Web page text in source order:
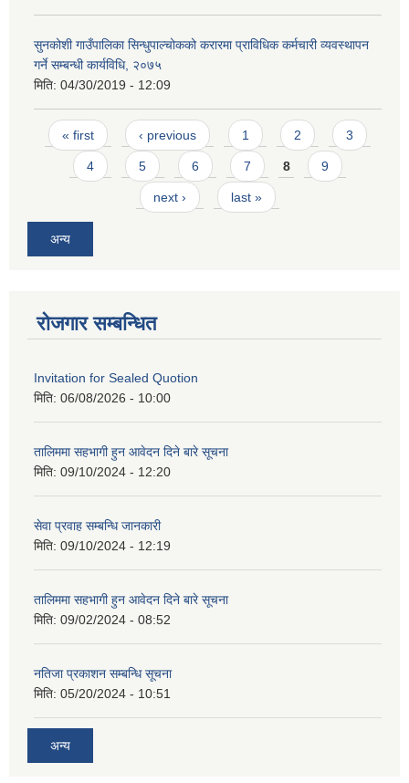
सुनकोशी गाउँपालिका सिन्धुपाल्चोकको करारमा प्राविधिक कर्मचारी व्यवस्थापन
गर्ने सम्बन्धी कार्यविधि, २०७५
मिति: 04/30/2019 - 12:09
Pages
« first ‹ previous 1 2 3
4 5 6 7 8 9
next › last »
अन्य
रोजगार सम्बन्धित
Invitation for Sealed Quotion
मिति: 06/08/2026 - 10:00
तालिममा सहभागी हुन आवेदन दिने बारे सूचना
मिति: 09/10/2024 - 12:20
सेवा प्रवाह सम्बन्धि जानकारी
मिति: 09/10/2024 - 12:19
तालिममा सहभागी हुन आवेदन दिने बारे सूचना
मिति: 09/02/2024 - 08:52
नतिजा प्रकाशन सम्बन्धि सूचना
मिति: 05/20/2024 - 10:51
अन्य